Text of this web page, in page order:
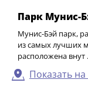
Парк Мунис-
Мунис-Бэй парк,
из самых лучших
расположена внут
Показать на